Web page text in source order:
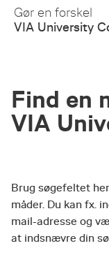
Skip
Main
Gør en forskel
VIA University
Find en
VIA
Brug søgefeltet
måder. Du kan fx.
mail-adresse og
at indsnævre din